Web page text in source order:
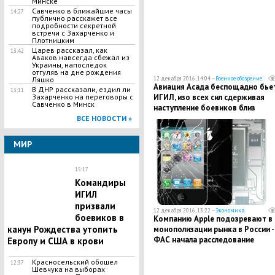
14:27
Савченко в ближайшие часы
публично расскажет все
подробности секретной
встречи с Захарченко и
Плотницким
13:42
Царев рассказал, как
Аваков навсегда сбежал из
Украины, напоследок
отгуляв на дне рождения
Ляшко
13:11
В ДНР рассказали, ездил ли
Захарченко на переговоры с
Савченко в Минск
ВСЕ НОВОСТИ »
МИР
15:17
Командиры
ИГИЛ
призвали
боевиков в
канун Рождества утопить
Европу и США в крови
12:37
Красносельский обошел
Шевчука на выборах
12 декабря 2016, 14:04 —Военное обозрение
Авиация Асада беспощадно
ИГИЛ, изо всех сил сдерживая
наступление боевиков близ
Пальмиры
12 декабря 2016, 13:22 —Экономика
Компанию Apple подозревают в
монополизации рынка в России -
ФАС начала расследование